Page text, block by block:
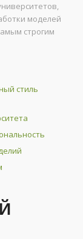
моделей
строгим
стиль